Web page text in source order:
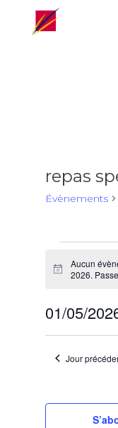
repas
Évènements
for
1
mai
2026
Notice
Aucun
2026.
01/05/
date.Jour